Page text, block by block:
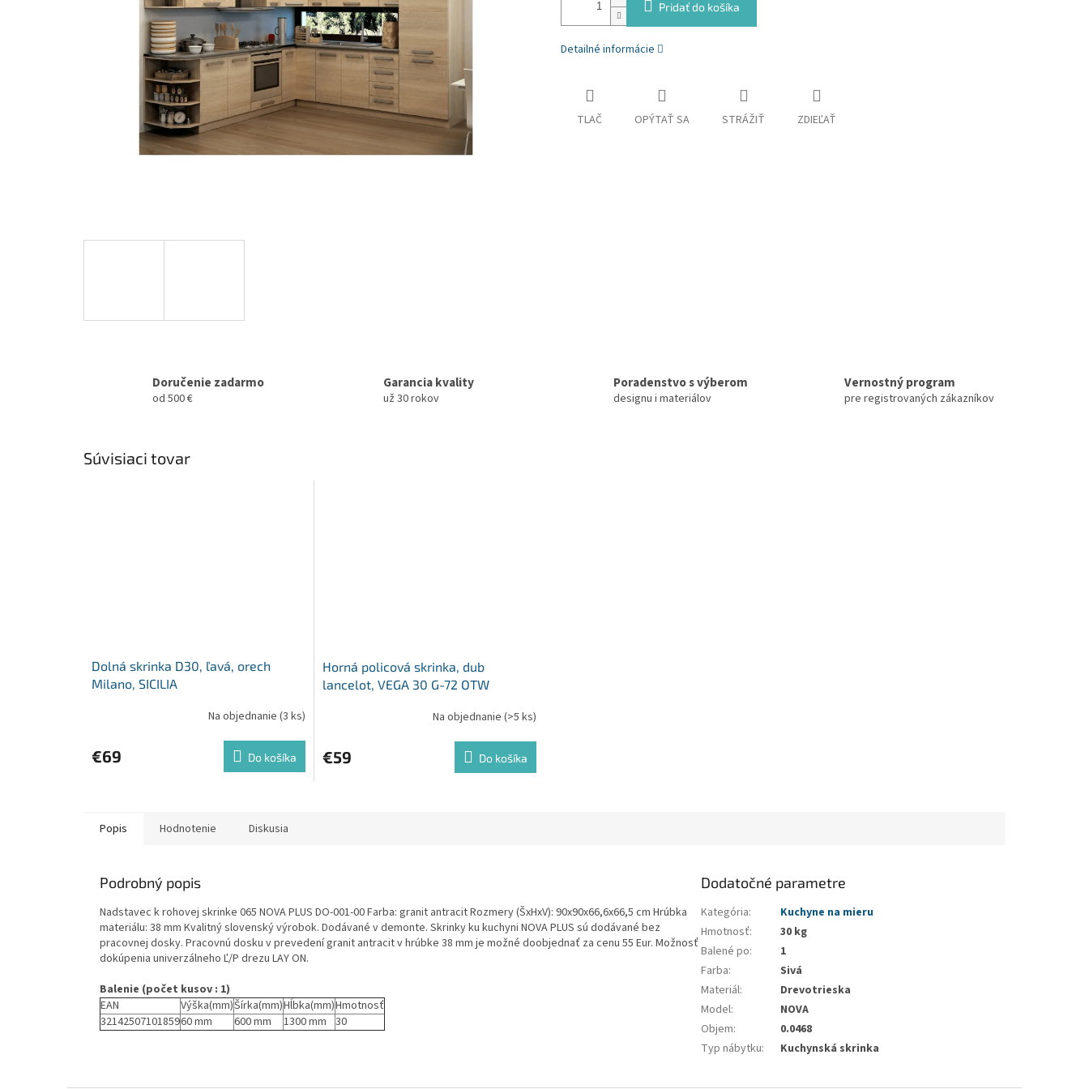
Pridať do košíka
Detailné informácie
TLAČ OPÝTAŤ SA STRÁŽIŤ ZDIEĽAŤ
Doručenie zadarmo
od 500 €
Garancia kvality
už 30 rokov
Poradenstvo s výberom
designu i materiálov
Vernostný program
pre registrovaných zákazníkov
Súvisiaci tovar
Dolná skrinka D30, ľavá, orech
Milano, SICILIA
Na objednanie (3 ks)
€69 Do košíka
Horná policová skrinka, dub
lancelot, VEGA 30 G-72 OTW
Na objednanie (>5 ks)
€59 Do košíka
Popis Hodnotenie Diskusia
Podrobný popis
Nadstavec k rohovej skrinke 065 NOVA PLUS DO-001-00 Farba: granit antracit Rozmery (ŠxHxV): 90x90x66,6x66,5 cm Hrúbka
materiálu: 38 mm Kvalitný slovenský výrobok. Dodávané v demonte. Skrinky ku kuchyni NOVA PLUS sú dodávané bez
pracovnej dosky. Pracovnú dosku v prevedení granit antracit v hrúbke 38 mm je možné doobjednať za cenu 55 Eur. Možnosť
dokúpenia univerzálneho Ľ/P drezu LAY ON.
Balenie (počet kusov : 1)
EAN
Výška(mm)Šírka(mm)Hĺbka(mm)Hmotnosť
3214250710185960 mm 600 mm 1300 mm 30
Dodatočné parametre
Kategória:
Kuchyne na mieru
Hmotnosť:
30 kg
Balené po:
1
Farba:
Sivá
Materiál:
Drevotrieska
Model:
NOVA
Objem:
0.0468
Typ nábytku: Kuchynská skrinka